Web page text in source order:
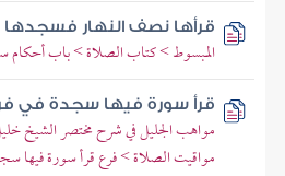
قرأها نصف النهار فسجدها
المبسوط > كتاب الصلاة > باب أحكام
قرأ سورة فيها سجدة في
مواهب الجليل في شرح مختصر الشيخ
مواقيت الصلاة > فرع قرأ سورة فيها